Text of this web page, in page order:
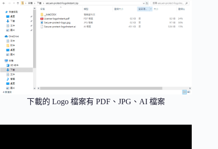
下載的 Logo 檔案有 PDF、JPG、AI 檔案